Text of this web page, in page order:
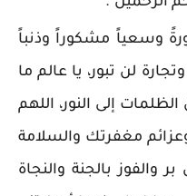
وسعياً مشكوراً وذنباً
لن تبور، يا عالم ما
إلى النور، اللهم
مغفرتك والسلامة
والفوز بالجنة والنجاة